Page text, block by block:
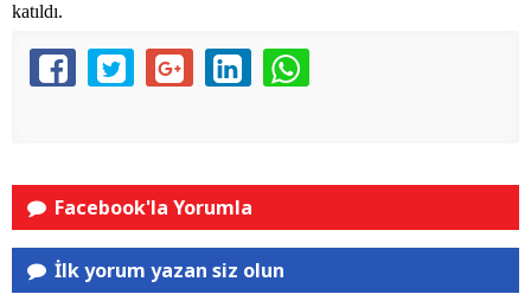
katıldı.
Facebook'la Yorumla
İlk yorum yazan siz olun